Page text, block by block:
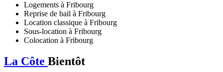
Logements à Fribourg
Reprise de bail à Fribourg
Location classique à Fribourg
Sous-location à Fribourg
Colocation à Fribourg
La Côte Bientôt